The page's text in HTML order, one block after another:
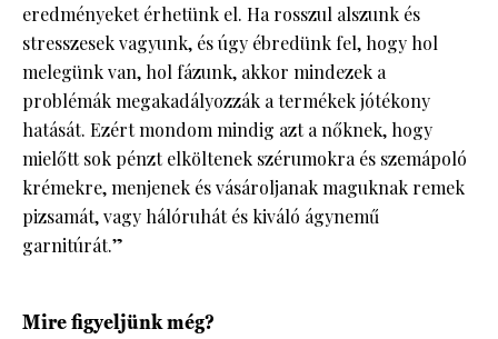
eredményeket érhetünk el. Ha rosszul alszunk és
stresszesek vagyunk, és úgy ébredünk fel, hogy hol
melegünk van, hol fázunk, akkor mindezek a
problémák megakadályozzák a termékek jótékony
hatását. Ezért mondom mindig azt a nőknek, hogy
mielőtt sok pénzt elköltenek szérumokra és szemápoló
krémekre, menjenek és vásároljanak maguknak remek
pizsamát, vagy hálóruhát és kiváló ágynemű
garnitúrát.”
Mire figyeljünk még?